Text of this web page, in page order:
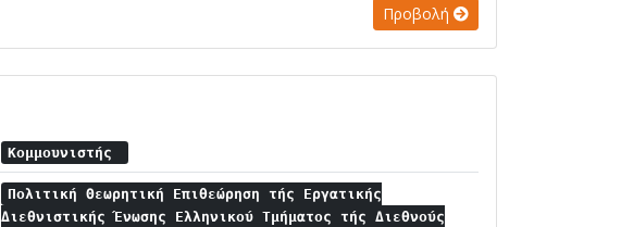
Προβολή
Κομμουνιστής
Πολιτική Θεωρητική Επιθεώρηση τής Εργατικής
Διεθνιστικής Ένωσης Ελληνικού Τμήματος τής Διεθνούς